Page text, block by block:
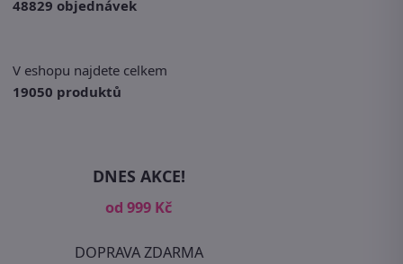
48829 objednávek
V eshopu najdete celkem
19050 produktů
DNES AKCE!
od 999 Kč
DOPRAVA ZDARMA